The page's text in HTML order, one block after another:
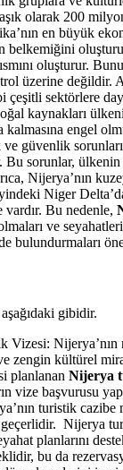
olarak 200
en büyük
belkemiğini
oluşturur.
üzerine değildir.
çeşitli sektörlere
kaynakları
kalmasına engel
ve güvenlik
sorunlar, ülkenin
Nijerya’nın
Niger
Bu nedenle,
ve
bulundurmaları
aşağıdaki gibidir.
Vizesi: Nijerya’nın
zengin kültürel
planlanan Nijerya
vize başvurusu
turistik cazibe
Nijerya
planlarını
bu da